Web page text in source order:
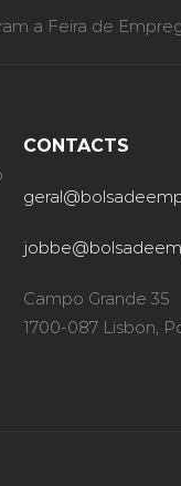
a Feira de
CONTACTS
Campo Grande 35
1700-087 Lisbon,